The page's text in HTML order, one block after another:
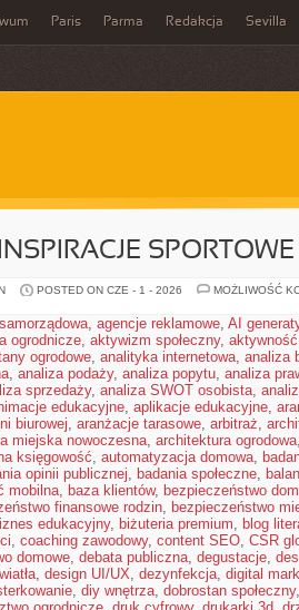
Paris Parma Redakcja Sevilla
SPORTOWE
POSTED ON CZE - 1 - 2026
MOŻLIWOŚĆ
, agencje reklamowe, AI
ogrodnicze, aktywizm społeczny,
ogrodowe, analityka internetowa, analiza
, analiza podaży, analiza popytu, analiza
sprzedaży, analiza SWOT osobista,
edukacyjne, aplikacje edukacyjne,
biurowej, aranżacje tarasowe, arbitraż,
miejska nowoczesna, architektura ogrodowa
księgowość, automatyzacja domowa,
opinii publicznej, badania społeczne,
mobilna, baza klientów, bezpieczeństwo
finansowe rodzin, bezpieczeństwo
edukacyjny, biżuteria premium, blog
, coaching zawodowy, content SEO, CSR
domowe, debata publiczna, degustacje,
, design UI/UX, dezynfekcja, digital
, diy wnętrza, dobrostan społeczny